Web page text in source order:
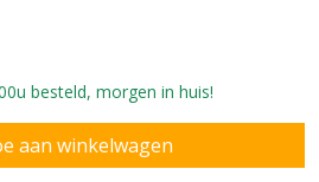
besteld, morgen in huis!